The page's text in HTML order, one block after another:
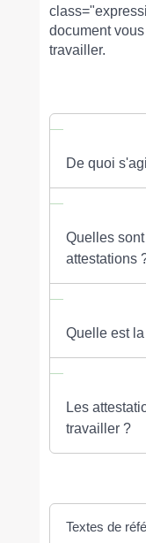
document
travailler.
De quoi
Quelles
attestations
Quelle est
Les
travailler ?
Textes de